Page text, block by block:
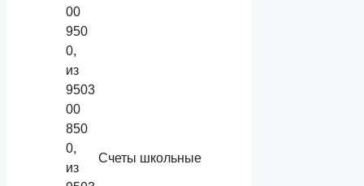
00
950
0,
из
9503
00
850
0,
из
Счеты школьные